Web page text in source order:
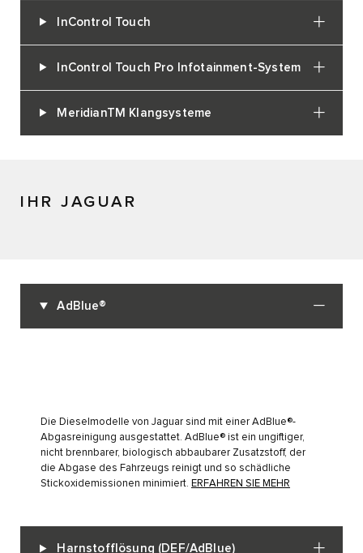
InControl Touch
InControl Touch Pro Infotainment-System
MeridianTM Klangsysteme
IHR JAGUAR
AdBlue®
Die Dieselmodelle von Jaguar sind mit einer AdBlue®-
Abgasreinigung ausgestattet. AdBlue® ist ein ungiftiger,
nicht brennbarer, biologisch abbaubarer Zusatzstoff, der
die Abgase des Fahrzeugs reinigt und so schädliche
Stickoxidemissionen minimiert. ERFAHREN SIE MEHR
Harnstofflösung (DEF/AdBlue)